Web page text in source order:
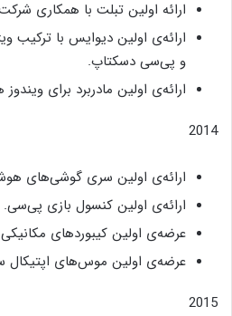
ارائه اولین تبلت با همکاری
ارائه‌ی اولین دیوایس با ترکیب
و پی‌سی دسکتاپ.
ارائه‌ی اولین مادربرد برای
2014
ارائه‌ی اولین سری گوشی‌های
ارائه‌ی اولین کنسول بازی پی‌سی.
عرضه‌ی اولین کیبوردهای
عرضه‌ی اولین موس‌های اپتیکال
2015